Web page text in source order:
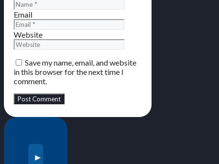
Email
Website
Save my name, email, and website
in this browser for the next time I
comment.